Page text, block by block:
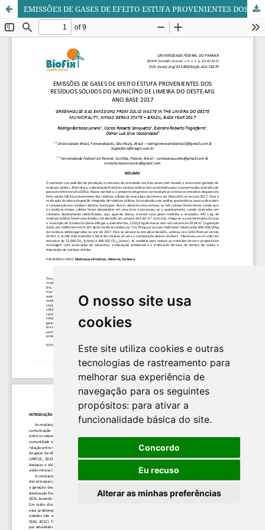
O nosso site usa
cookies
Este site utiliza cookies e outras
tecnologias de rastreamento para
melhorar sua experiência de
navegação para os seguintes
propósitos: para ativar a
funcionalidade básica do site.
Concordo
Eu recuso
Alterar as minhas preferências
EMISSÕES DE GASES DE EFEITO ESTUFA PROVENIENTES DOS RESÍDUOS SÓLIDOS DO MUNICÍPIO DE LIMEIRA DO OESTE-MG ANO BASE 2017